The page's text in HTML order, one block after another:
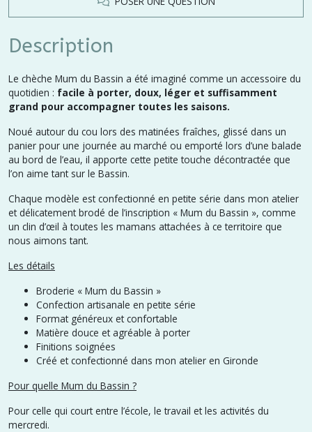
Description
Le chèche Mum du Bassin a été imaginé comme un accessoire du
quotidien : facile à porter, doux, léger et suffisamment
grand pour accompagner toutes les saisons.
Noué autour du cou lors des matinées fraîches, glissé dans un
panier pour une journée au marché ou emporté lors d’une balade
au bord de l’eau, il apporte cette petite touche décontractée que
l’on aime tant sur le Bassin.
Chaque modèle est confectionné en petite série dans mon atelier
et délicatement brodé de l’inscription « Mum du Bassin », comme
un clin d’œil à toutes les mamans attachées à ce territoire que
nous aimons tant.
Les détails
Broderie « Mum du Bassin »
Confection artisanale en petite série
Format généreux et confortable
Matière douce et agréable à porter
Finitions soignées
Créé et confectionné dans mon atelier en Gironde
Pour quelle Mum du Bassin ?
Pour celle qui court entre l’école, le travail et les activités du
mercredi.